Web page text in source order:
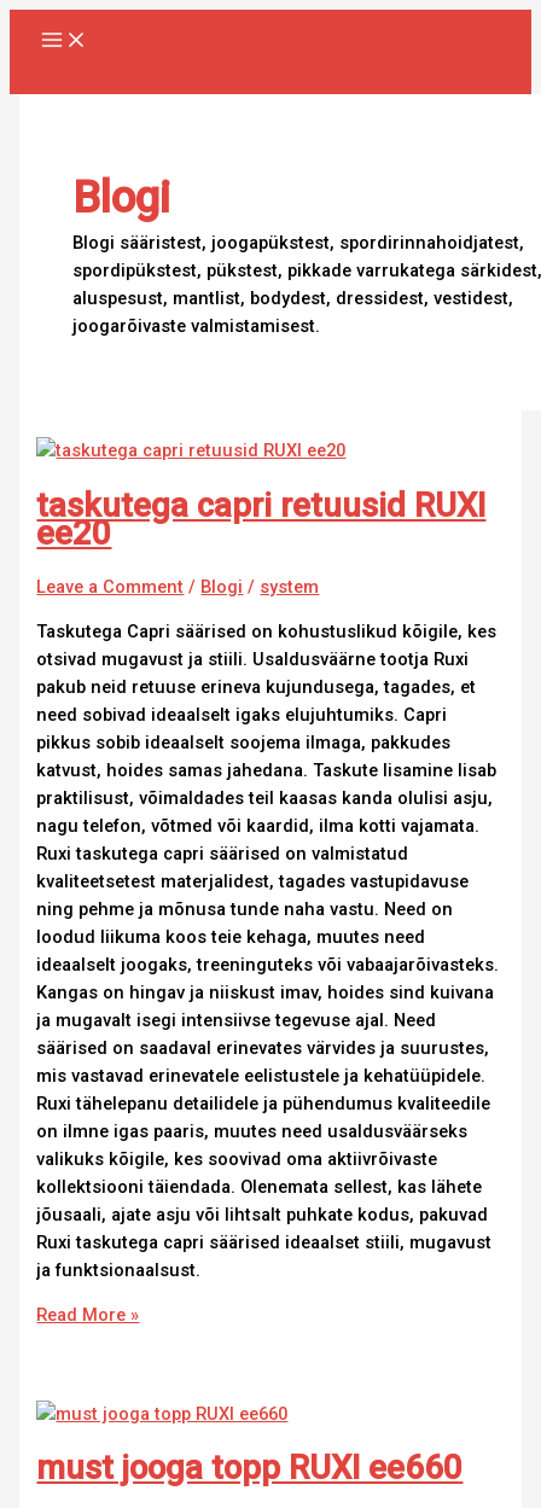
Skip
Blogi
Blogi sääristest, joogapükstest, spordirinnahoidjatest,
spordipükstest, pükstest, pikkade varrukatega särkidest,
aluspesust, mantlist, bodydest, dressidest, vestidest,
joogarõivaste valmistamisest.
taskutega capri retuusid RUXI
ee20
Leave a Comment / Blogi / system
Taskutega Capri säärised on kohustuslikud kõigile, kes
otsivad mugavust ja stiili. Usaldusväärne tootja Ruxi
pakub neid retuuse erineva kujundusega, tagades, et
need sobivad ideaalselt igaks elujuhtumiks. Capri
pikkus sobib ideaalselt soojema ilmaga, pakkudes
katvust, hoides samas jahedana. Taskute lisamine lisab
praktilisust, võimaldades teil kaasas kanda olulisi asju,
nagu telefon, võtmed või kaardid, ilma kotti vajamata.
Ruxi taskutega capri säärised on valmistatud
kvaliteetsetest materjalidest, tagades vastupidavuse
ning pehme ja mõnusa tunde naha vastu. Need on
loodud liikuma koos teie kehaga, muutes need
ideaalselt joogaks, treeninguteks või vabaajarõivasteks.
Kangas on hingav ja niiskust imav, hoides sind kuivana
ja mugavalt isegi intensiivse tegevuse ajal. Need
säärised on saadaval erinevates värvides ja suurustes,
mis vastavad erinevatele eelistustele ja kehatüüpidele.
Ruxi tähelepanu detailidele ja pühendumus kvaliteedile
on ilmne igas paaris, muutes need usaldusväärseks
valikuks kõigile, kes soovivad oma aktiivrõivaste
kollektsiooni täiendada. Olenemata sellest, kas lähete
jõusaali, ajate asju või lihtsalt puhkate kodus, pakuvad
Ruxi taskutega capri säärised ideaalset stiili, mugavust
ja funktsionaalsust.
taskutega
capri
RUXI
Read More »
must jooga topp RUXI ee660
must
jooga
RUXI
mustad
elastsed
RUXI
jooga
jope
ee525
valge
jooga
RUXI
pluss
suuruses
RUXI
parim
soojendusega
jahipidamiseks
naiste
joogarõivad
ee41
rüselusvestid
RUXI
scrunch
bum
RUXI